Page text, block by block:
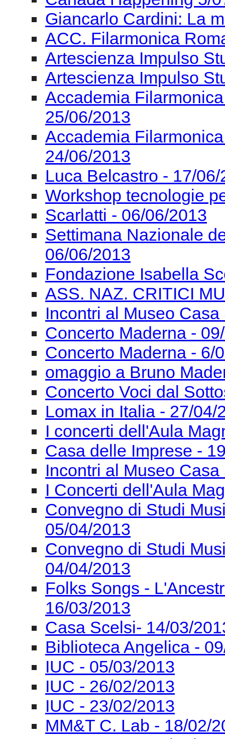
Accademia
25/06/2013
Accademia
24/06/2013
Luca Belcastro - 17/06/
Workshop tecnologie
Scarlatti - 06/06/2013
Settimana Nazionale
06/06/2013
Fondazione Isabella
ASS. NAZ. CRITICI
Incontri al Museo
Concerto Maderna -
Concerto Maderna - 6/
omaggio a Bruno
Concerto Voci dal
Lomax in Italia - 27/04/
I concerti dell'Aula
Casa delle Imprese -
Incontri al Museo
I Concerti dell'Aula
Convegno di Studi
05/04/2013
Convegno di Studi
04/04/2013
Folks Songs -
16/03/2013
Casa Scelsi- 14/03/
Biblioteca Angelica -
IUC - 05/03/2013
IUC - 26/02/2013
IUC - 23/02/2013
MM&T C. Lab - 18/02/
Controtempo 15/02/
Controtempo 13/02/
Controtempo 11/02/
MM&T C. Lab - 20/01/